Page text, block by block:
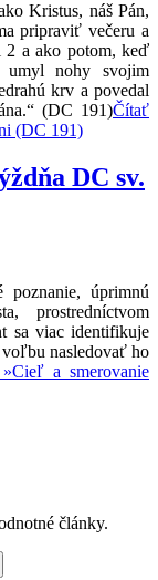
Kristus, náš Pán,
pripraviť večeru a
2 a ako potom, keď
umyl nohy svojim
krv a povedal
(DC 191)Čítať
(DC 191)
DC sv.
úprimnú
prostredníctvom
sa viac identifikuje
nasledovať ho
Cieľ a smerovanie
články.